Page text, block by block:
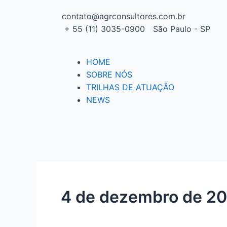
contato@agrconsultores.com.br
+ 55 (11) 3035-0900
São Paulo - SP
HOME
SOBRE NÓS
TRILHAS DE ATUAÇÃO
NEWS
4 de dezembro de